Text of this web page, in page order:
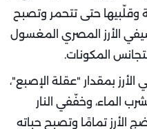
حتى تتحمر وتصبح
الأرز المصري المغسول
المكونات.
بمقدار "عقلة الإصبع"،
الماء، وخفّفي النار
الأرز تمامًا وتصبح حباته